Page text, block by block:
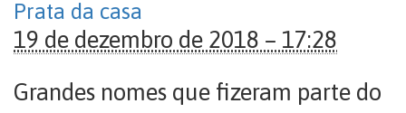
Prata da casa
19 de dezembro de 2018 – 17:28
Grandes nomes que fizeram parte do